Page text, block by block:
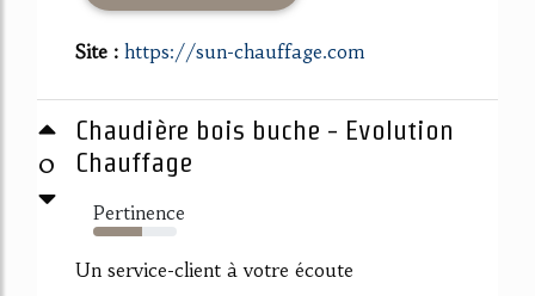
Site : https://sun-chauffage.com
0
Chaudière bois buche - Evolution
Chauffage
Pertinence
58%
Un service-client à votre écoute